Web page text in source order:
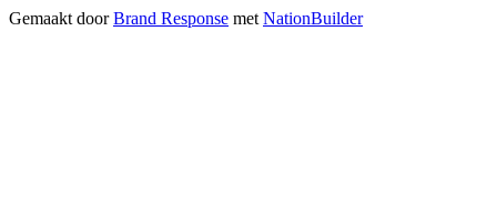
Gemaakt doorBrand Response met NationBuilder